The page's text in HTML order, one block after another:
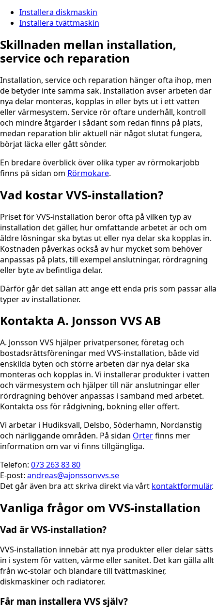
Installera diskmaskin
Installera tvättmaskin
Skillnaden mellan installation,
service och reparation
Installation, service och reparation hänger ofta ihop, men
de betyder inte samma sak. Installation avser arbeten där
nya delar monteras, kopplas in eller byts ut i ett vatten
eller värmesystem. Service rör oftare underhåll, kontroll
och mindre åtgärder i sådant som redan finns på plats,
medan reparation blir aktuell när något slutat fungera,
börjat läcka eller gått sönder.
En bredare överblick över olika typer av rörmokarjobb
finns på sidan om Rörmokare.
Vad kostar VVS-installation?
Priset för VVS-installation beror ofta på vilken typ av
installation det gäller, hur omfattande arbetet är och om
äldre lösningar ska bytas ut eller nya delar ska kopplas in.
Kostnaden påverkas också av hur mycket som behöver
anpassas på plats, till exempel anslutningar, rördragning
eller byte av befintliga delar.
Därför går det sällan att ange ett enda pris som passar alla
typer av installationer.
Kontakta A. Jonsson VVS AB
A. Jonsson VVS hjälper privatpersoner, företag och
bostadsrättsföreningar med VVS-installation, både vid
enskilda byten och större arbeten där nya delar ska
monteras och kopplas in. Vi installerar produkter i vatten
och värmesystem och hjälper till när anslutningar eller
rördragning behöver anpassas i samband med arbetet.
Kontakta oss för rådgivning, bokning eller offert.
Vi arbetar i Hudiksvall, Delsbo, Söderhamn, Nordanstig
och närliggande områden. På sidan Orterfinns mer
information om var vi finns tillgängliga.
Telefon: 073 263 83 80
E-post: andreas@ajonssonvvs.se
Det går även bra att skriva direkt via vårt kontaktformulär.
Vanliga frågor om VVS-installation
Vad är VVS-installation?
VVS-installation innebär att nya produkter eller delar sätts
in i system för vatten, värme eller sanitet. Det kan gälla allt
från wc-stolar och blandare till tvättmaskiner,
diskmaskiner och radiatorer.
Får man installera VVS själv?